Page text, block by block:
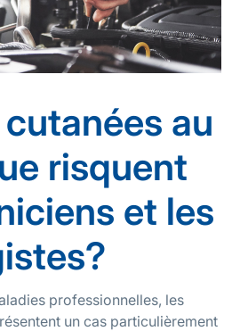
au
risquent
et les
professionnelles, les
un cas particulièrement